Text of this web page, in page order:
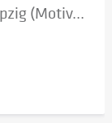
(Motiv...